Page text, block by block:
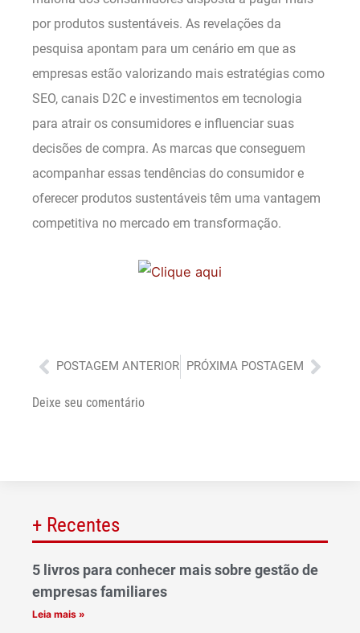
por produtos sustentáveis. As revelações da
pesquisa apontam para um cenário em que as
empresas estão valorizando mais estratégias como
SEO, canais D2C e investimentos em tecnologia
para atrair os consumidores e influenciar suas
decisões de compra. As marcas que conseguem
acompanhar essas tendências do consumidor e
oferecer produtos sustentáveis têm uma vantagem
competitiva no mercado em transformação.
Anterior
POSTAGEM ANTERIOR PRÓXIMA POSTAGEM
Deixe seu comentário
+ Recentes
5 livros para conhecer mais sobre gestão de
empresas familiares
Leia mais »